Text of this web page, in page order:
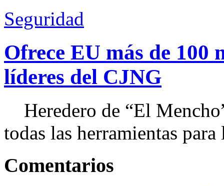
Seguridad
Ofrece EU más de 100
líderes del CJNG
Heredero de “El
todas las herramientas
Comentarios